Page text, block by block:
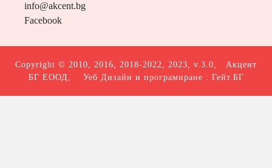
info@akcent.bg
Facebook
Copyright © 2010, 2016, 2018-2022, 2023, v.3.0, Акцент
БГ ЕООД , Уеб Дизайн и програмиране : Гейт.БГ